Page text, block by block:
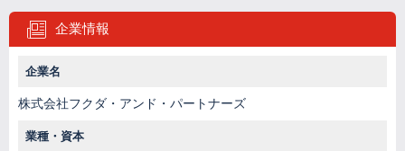
企業情報
企業名
株式会社フクダ・アンド・パートナーズ
業種・資本